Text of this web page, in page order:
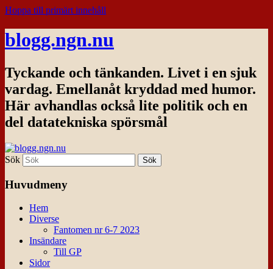
Hoppa till primärt innehåll
blogg.ngn.nu
Tyckande och tänkanden. Livet i en sjuk
vardag. Emellanåt kryddad med humor.
Här avhandlas också lite politik och en
del datatekniska spörsmål
Sök
Huvudmeny
Hem
Diverse
Fantomen nr 6-7 2023
Insändare
Till GP
Sidor